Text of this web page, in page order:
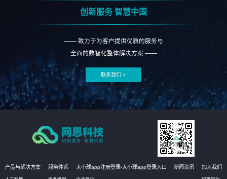
创新服务 智慧中国
—— 致力于为客户提供优质的服务与
全面的数智化整体解决方案 ——
联系我们 >
产品与解决方案 服务体系 大小球app注册登录-大小球app登录入口 新闻资讯 加入我们